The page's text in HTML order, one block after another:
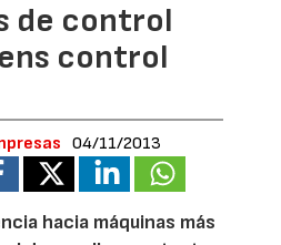
de control
control
04/11/2013
hacia máquinas más